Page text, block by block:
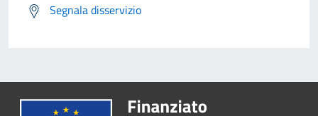
Segnala disservizio